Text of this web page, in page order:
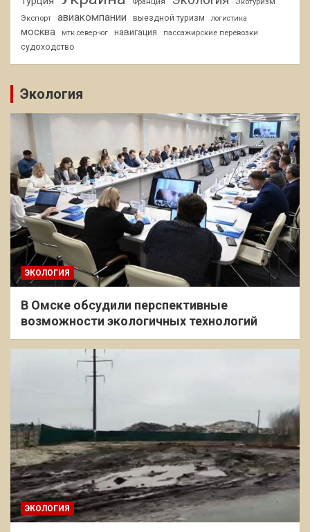
Экспорт
авиакомпании выездной туризм логистика
москва мтк север-юг навигация
пассажирские перевозки
судоходство
Экология
ЭКОЛОГИЯ
В Омске обсудили перспективные
возможности экологичных технологий
ЭКОЛОГИЯ